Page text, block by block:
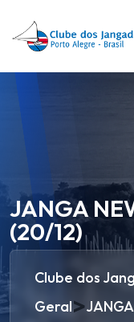
JANGA
(20/12)
Clube dos
Geral>